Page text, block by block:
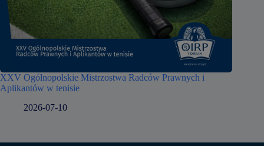
XXV Ogólnopolskie Mistrzostwa Radców Prawnych i
Aplikantów w tenisie
2026-07-10